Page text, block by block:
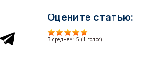
Оцените статью:
В среднем:5 (1 голос)